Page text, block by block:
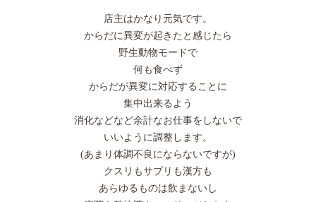
店主はかなり元気です。
からだに異変が起きたと感じたら
野生動物モードで
何も食べず
からだが異変に対応することに
集中出来るよう
消化などなど余計なお仕事をしないで
いいように調整します。
(あまり体調不良にならないですが)
クスリもサプリも漢方も
あらゆるものは飲まないし